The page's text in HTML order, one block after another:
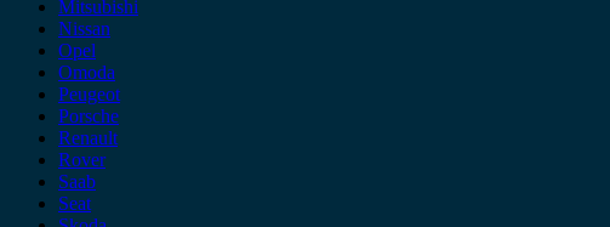
Mitsubishi
Nissan
Opel
Omoda
Peugeot
Porsche
Renault
Rover
Saab
Seat